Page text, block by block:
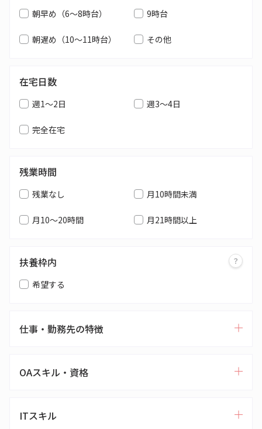
朝早め（6～8時台） 9時台
朝遅め（10～11時台） その他
在宅日数
週1～2日 週3～4日
完全在宅
残業時間
残業なし 月10時間未満
月10～20時間 月21時間以上
扶養枠内
希望する
仕事・勤務先の特徴
OAスキル・資格
ITスキル